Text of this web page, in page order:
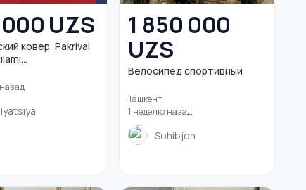
UZS
ковер, Pakrival
1 850 000
UZS
Велосипед спортивный
Ташкент
1 неделю назад
Sohibjon